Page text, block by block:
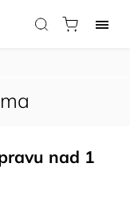
nad 1